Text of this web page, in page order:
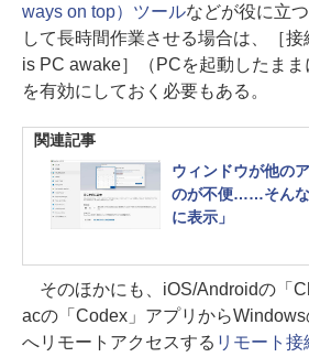
ways on top）ツールなどが役に立
して長時間作業させる場合は、［
is PC awake］（PCを起動したま
を有効にしておく必要もある。
関連記事
ウィンドウが他の
のが不便……そんな
に表示」
そのほかにも、iOS/Androidの「
acの「Codex」アプリから
へリモートアクセスする リモート